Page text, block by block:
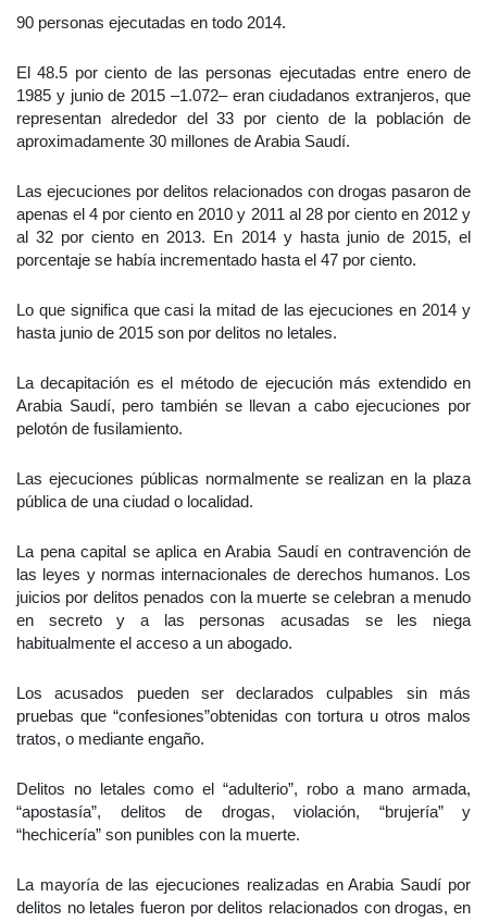
90 personas ejecutadas en todo 2014.
El 48.5 por ciento de las personas ejecutadas entre enero de
1985 y junio de 2015 –1.072– eran ciudadanos extranjeros, que
representan alrededor del 33 por ciento de la población de
aproximadamente 30 millones de Arabia Saudí.
Las ejecuciones por delitos relacionados con drogas pasaron de
apenas el 4 por ciento en 2010 y 2011 al 28 por ciento en 2012 y
al 32 por ciento en 2013. En 2014 y hasta junio de 2015, el
porcentaje se había incrementado hasta el 47 por ciento.
Lo que significa que casi la mitad de las ejecuciones en 2014 y
hasta junio de 2015 son por delitos no letales.
La decapitación es el método de ejecución más extendido en
Arabia Saudí, pero también se llevan a cabo ejecuciones por
pelotón de fusilamiento.
Las ejecuciones públicas normalmente se realizan en la plaza
pública de una ciudad o localidad.
La pena capital se aplica en Arabia Saudí en contravención de
las leyes y normas internacionales de derechos humanos. Los
juicios por delitos penados con la muerte se celebran a menudo
en secreto y a las personas acusadas se les niega
habitualmente el acceso a un abogado.
Los acusados pueden ser declarados culpables sin más
pruebas que “confesiones”obtenidas con tortura u otros malos
tratos, o mediante engaño.
Delitos no letales como el “adulterio”, robo a mano armada,
“apostasía”, delitos de drogas, violación, “brujería” y
“hechicería” son punibles con la muerte.
La mayoría de las ejecuciones realizadas en Arabia Saudí por
delitos no letales fueron por delitos relacionados con drogas, en